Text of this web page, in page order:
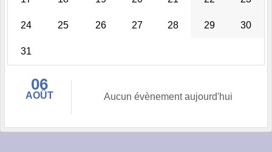
24 25 26 27 28 29 30
31
06
AOÛT Aucun évènement aujourd'hui